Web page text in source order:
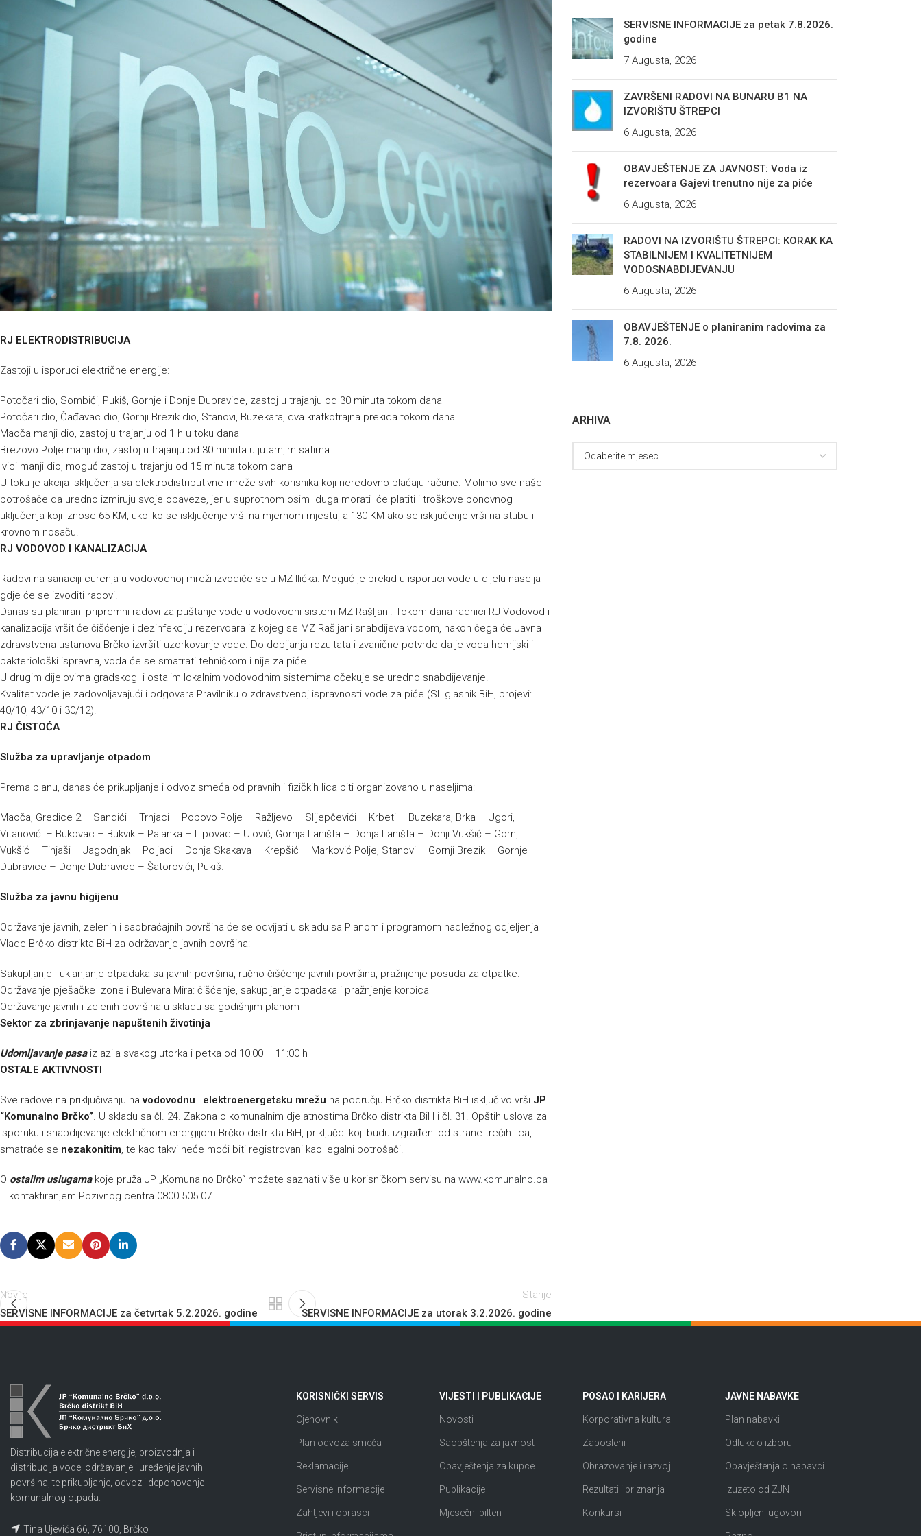
RJ ELEKTRODISTRIBUCIJA
Zastoji u isporuci električne energije:
Potočari dio, Sombići, Pukiš, Gornje i Donje Dubravice, zastoj u trajanju od 30 minuta tokom dana
Potočari dio, Čađavac dio, Gornji Brezik dio, Stanovi, Buzekara, dva kratkotrajna prekida tokom dana
Maoča manji dio, zastoj u trajanju od 1 h u toku dana
Brezovo Polje manji dio, zastoj u trajanju od 30 minuta u jutarnjim satima
Ivici manji dio, moguć zastoj u trajanju od 15 minuta tokom dana
U toku je akcija isključenja sa elektrodistributivne mreže svih korisnika koji neredovno plaćaju račune. Molimo sve naše
potrošače da uredno izmiruju svoje obaveze, jer u suprotnom osim duga morati će platiti i troškove ponovnog
uključenja koji iznose 65 KM, ukoliko se isključenje vrši na mjernom mjestu, a 130 KM ako se isključenje vrši na stubu ili
krovnom nosaču.
RJ VODOVOD I KANALIZACIJA
Radovi na sanaciji curenja u vodovodnoj mreži izvodiće se u MZ Ilićka. Moguć je prekid u isporuci vode u dijelu naselja
gdje će se izvoditi radovi.
Danas su planirani pripremni radovi za puštanje vode u vodovodni sistem MZ Rašljani. Tokom dana radnici RJ Vodovod i
kanalizacija vršit će čišćenje i dezinfekciju rezervoara iz kojeg se MZ Rašljani snabdijeva vodom, nakon čega će Javna
zdravstvena ustanova Brčko izvršiti uzorkovanje vode. Do dobijanja rezultata i zvanične potvrde da je voda hemijski i
bakteriološki ispravna, voda će se smatrati tehničkom i nije za piće.
U drugim dijelovima gradskog i ostalim lokalnim vodovodnim sistemima očekuje se uredno snabdijevanje.
Kvalitet vode je zadovoljavajući i odgovara Pravilniku o zdravstvenoj ispravnosti vode za piće (Sl. glasnik BiH, brojevi:
40/10, 43/10 i 30/12).
RJ ČISTOĆA
Služba za upravljanje otpadom
Prema planu, danas će prikupljanje i odvoz smeća od pravnih i fizičkih lica biti organizovano u naseljima:
Maoča, Gredice 2 – Sandići – Trnjaci – Popovo Polje – Ražljevo – Slijepčevići – Krbeti – Buzekara, Brka – Ugori,
Vitanovići – Bukovac – Bukvik – Palanka – Lipovac – Ulović, Gornja Laništa – Donja Laništa – Donji Vukšić – Gornji
Vukšić – Tinjaši – Jagodnjak – Poljaci – Donja Skakava – Krepšić – Marković Polje, Stanovi – Gornji Brezik – Gornje
Dubravice – Donje Dubravice – Šatorovići, Pukiš.
Služba za javnu higijenu
Održavanje javnih, zelenih i saobraćajnih površina će se odvijati u skladu sa Planom i programom nadležnog odjeljenja
Vlade Brčko distrikta BiH za održavanje javnih površina:
Sakupljanje i uklanjanje otpadaka sa javnih površina, ručno čišćenje javnih površina, pražnjenje posuda za otpatke.
Održavanje pješačke zone i Bulevara Mira: čišćenje, sakupljanje otpadaka i pražnjenje korpica
Održavanje javnih i zelenih površina u skladu sa godišnjim planom
Sektor za zbrinjavanje napuštenih životinja
Udomljavanje pasaiz azila svakog utorka i petka od 10:00 – 11:00 h
OSTALE AKTIVNOSTI
Sve radove na priključivanju navodovodnu i elektroenergetsku mrežu na području Brčko distrikta BiH isključivo vrši JP
“Komunalno Brčko”. U skladu sa čl. 24. Zakona o komunalnim djelatnostima Brčko distrikta BiH i čl. 31. Opštih uslova za
isporuku i snabdijevanje električnom energijom Brčko distrikta BiH, priključci koji budu izgrađeni od strane trećih lica,
smatraće se nezakonitim, te kao takvi neće moći biti registrovani kao legalni potrošači.
O ostalim uslugamakoje pruža JP „Komunalno Brčko“ možete saznati više u korisničkom servisu na www.komunalno.ba
ili kontaktiranjem Pozivnog centra 0800 505 07.
Novije
SERVISNE INFORMACIJE za četvrtak 5.2.2026. godine
Starije
SERVISNE INFORMACIJE za utorak 3.2.2026. godine
SERVISNE INFORMACIJE za petak 7.8.2026.
godine
7 Augusta, 2026
ZAVRŠENI RADOVI NA BUNARU B1 NA
IZVORIŠTU ŠTREPCI
6 Augusta, 2026
OBAVJEŠTENJE ZA JAVNOST: Voda iz
rezervoara Gajevi trenutno nije za piće
6 Augusta, 2026
RADOVI NA IZVORIŠTU ŠTREPCI: KORAK KA
STABILNIJEM I KVALITETNIJEM
VODOSNABDIJEVANJU
6 Augusta, 2026
OBAVJEŠTENJE o planiranim radovima za
7.8. 2026.
6 Augusta, 2026
ARHIVA
Distribucija električne energije, proizvodnja i
distribucija vode, održavanje i uređenje javnih
površina, te prikupljanje, odvoz i deponovanje
komunalnog otpada.
Tina Ujevića 66, 76100, Brčko
KORISNIČKI SERVIS
Cjenovnik
Plan odvoza smeća
Reklamacije
Servisne informacije
Zahtjevi i obrasci
VIJESTI I PUBLIKACIJE
Novosti
Saopštenja za javnost
Obavještenja za kupce
Publikacije
Mjesečni bilten
POSAO I KARIJERA
Korporativna kultura
Zaposleni
Obrazovanje i razvoj
Rezultati i priznanja
Konkursi
JAVNE NABAVKE
Plan nabavki
Odluke o izboru
Obavještenja o nabavci
Izuzeto od ZJN
Sklopljeni ugovori